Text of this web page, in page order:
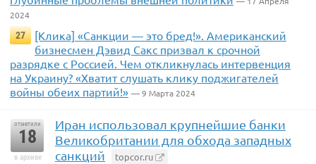
2024
27
[Клика] «Санкции — это бред!». Американский
бизнесмен Дэвид Сакс призвал к срочной
разрядке с Россией. Чем откликнулась интервенция
на Украину? «Хватит слушать клику поджигателей
войны обеих партий!» — 9 Марта 2024
отметили
18
в архиве
Иран использовал крупнейшие банки
Великобритании для обхода западных
санкций
topcor.ru